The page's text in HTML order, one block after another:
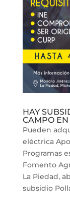
HAY
CAMPO
Pueden
eléctrica
Programas
Fomento
La Piedad,
subsidio